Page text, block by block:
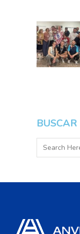
BUSCAR